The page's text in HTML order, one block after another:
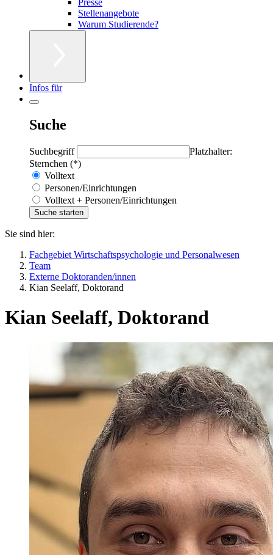
Stellenangebote
Warum Studierende?
Infos für
Suche
Suchbegriff
Platzhalter:
Sternchen (*)
Volltext
Personen/Einrichtungen
Volltext + Personen/Einrichtungen
Sie sind hier:
Fachgebiet Wirtschaftspsychologie und Personalwesen
Team
Externe Doktoranden/innen
Kian Seelaff, Doktorand
Kian Seelaff, Doktorand